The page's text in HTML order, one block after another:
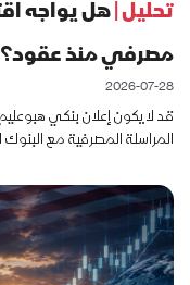
تحليل |هل يواجه
مصرفي منذ عقود؟
2026-07-28
قد لا يكون إعلان بنكي
المراسلة المصرفية مع